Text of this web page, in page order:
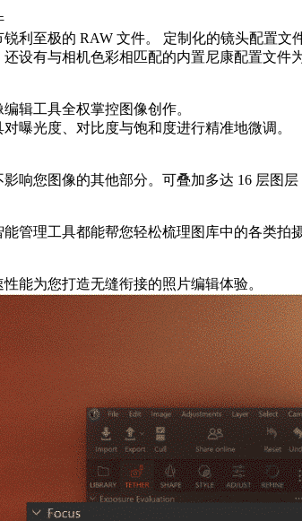
利至极的 RAW 文件。 定制化的镜头配置文
设有与相机色彩相匹配的内置尼康配置文件
辑工具全权掌控图像创作。
曝光度、对比度与饱和度进行精准地微调。
响您图像的其他部分。可叠加多达 16 层图
管理工具都能帮您轻松梳理图库中的各类拍
能为您打造无缝衔接的照片编辑体验。